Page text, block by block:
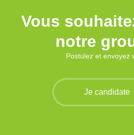
Vous
notre
Postulez et envoyez
Je candidate